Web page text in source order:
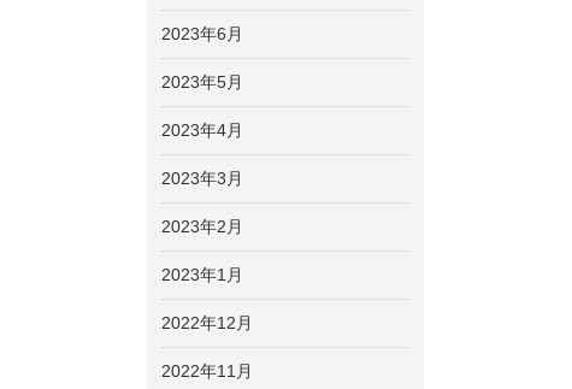
2023年6月
2023年5月
2023年4月
2023年3月
2023年2月
2023年1月
2022年12月
2022年11月